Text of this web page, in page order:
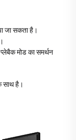
जा सकता है।
मोड का समर्थन
साथ है।